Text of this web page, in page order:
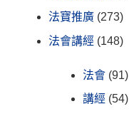
法寶推廣 (273)
法會講經 (148)
法會 (91)
講經 (54)